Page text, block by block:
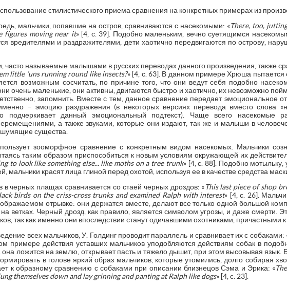
стилистического приема сравнения на конкретных примерах из
мальчики, попавшие на остров, сравниваются с насекомыми: «There, too,
figures moving near it» [4, с. 39]. Подобно маленьким, вечно суетящимся
вредителями и раздражителями, дети хаотично передвигаются по острову,
часто называемые малышами в русских переводах данного произведения, также
little ’uns running round like insects?» [4, с. 63]. В данном примере Хрюша
возможным сосчитать, по причине того, что они ведут себя подобно
очень маленькие, они активны, двигаются быстро и хаотично, их невозможно
запомнить. Вместе с тем, данное сравнение передает эмоциональное
– эмоцию раздражения (в некоторых версиях перевода вместо слова
подчеркивает данный эмоциональный подтекст). Чаще всего насекомые
а также звуками, которые они издают, так же и малыши в
существа.
зооморфное сравнение с конкретным видом насекомых. Мальчики
таким образом приспособиться к новым условиям окружающей их
to look like something else... like moths on a tree trunk» [4, с. 88]. Подобно
мальчики красят лица глиной перед охотой, используя ее в качестве средства
в черных плащах сравнивается со стаей черных дроздов: «This last piece of shop
birds on the criss-cross trunks and examined Ralph with interest» [4, с. 26].
отрывке: они держатся вместе, делают все только одной большой
ветках. Черный дрозд, как правило, является символом угрозы, и даже смерти.
так как именно они впоследствии станут одичавшими охотниками, причастными
всех мальчиков, У. Голдинг проводит параллель и сравнивает их с собаками:
примере действия уставших мальчиков уподобляются действиям собак в
она ложится на землю, открывает пасть и тяжело дышит, при этом высовывая
в голове яркий образ мальчиков, которые утомились, долго собирая
к образному сравнению с собаками при описании близнецов Сэма и Эрика: «
themselves down and lay grinning and panting at Ralph like dogs» [4, с. 23].